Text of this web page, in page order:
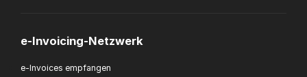
e-Invoicing-Netzwerk
e-Invoices empfangen